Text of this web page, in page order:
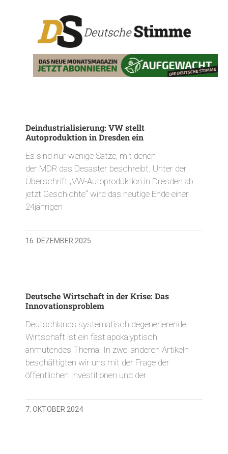
Deindustrialisierung: VW stellt
Autoproduktion in Dresden ein
Es sind nur wenige Sätze, mit denen
der MDR das Desaster beschreibt. Unter der
Überschrift „VW-Autoproduktion in Dresden ab
jetzt Geschichte“ wird das heutige Ende einer
24jährigen
16. DEZEMBER 2025
Deutsche Wirtschaft in der Krise: Das
Innovationsproblem
Deutschlands systematisch degenerierende
Wirtschaft ist ein fast apokalyptisch
anmutendes Thema. In zwei anderen Artikeln
beschäftigten wir uns mit der Frage der
öffentlichen Investitionen und der
7. OKTOBER 2024